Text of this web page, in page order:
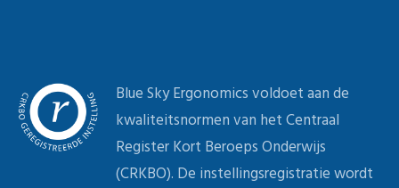
Blue Sky Ergonomics voldoet aan de
kwaliteitsnormen van het Centraal
Register Kort Beroeps Onderwijs
(CRKBO). De instellingsregistratie wordt